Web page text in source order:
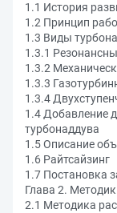
1.1 История
1.2 Принцип
1.3 Виды
1.3.1
1.3.2
1.3.3
1.3.4
1.4 Добавление
турбонаддува
1.5 Описание
1.6 Райтсайзинг
1.7 Постановка
Глава 2.
2.1 Методика